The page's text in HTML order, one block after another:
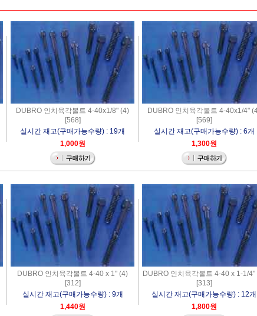
DUBRO 인치육각볼트 4-40x1/8" (4)
[568]
실시간 재고(구매가능수량) : 19개
1,000원
DUBRO 인치육각볼트 4-40x1/4"
[569]
실시간 재고(구매가능수량) : 6개
1,300원
DUBRO 인치육각볼트 4-40 x 1" (4)
[312]
실시간 재고(구매가능수량) : 9개
1,440원
DUBRO 인치육각볼트 4-40 x 1-1/4"
[313]
실시간 재고(구매가능수량) : 12개
1,800원